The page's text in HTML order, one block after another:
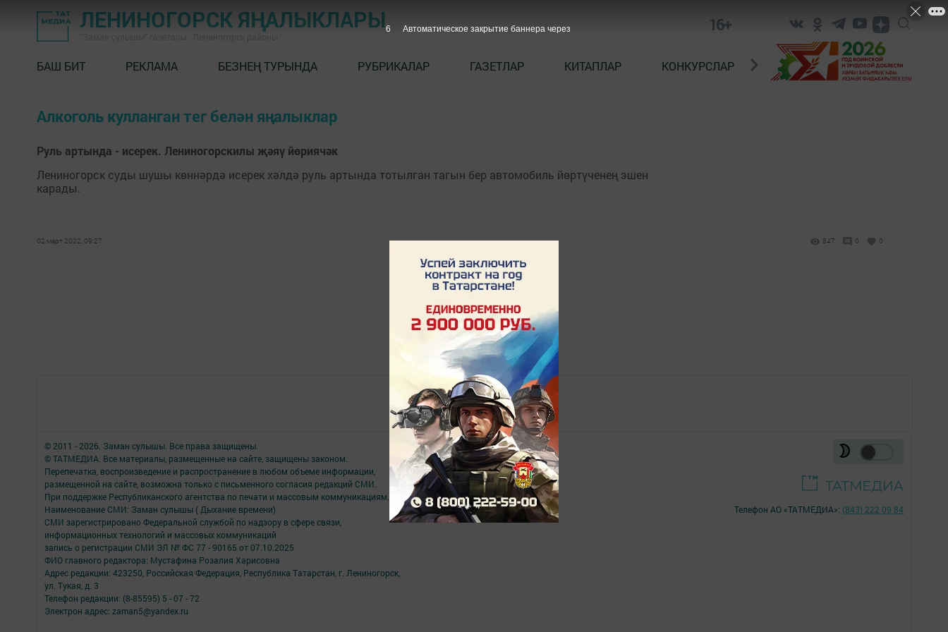
ЛЕНИНОГОРСК ЯҢАЛЫКЛАРЫ 16+
БАШ БИТ РЕКЛАМА БЕЗНЕҢ ТУРЫНДА РУБРИКАЛАР ГАЗЕТЛАР КИТАПЛАР КОНКУРСЛАР ТЕЛЕВИДЕНИЕ
Алкоголь кулланган тег белән яңалыклар
Руль артында - исерек. Лениногорскилы җәяү йөриячәк
Лениногорск суды шушы көннәрдә исерек хәлдә руль артында тотылган тагын бер автомобиль йөртүченең эшен
карады.
02 март 2022, 09:27 847 0 0
Главная Төрле темалар
© 2011 - 2026. Заман сулышы. Все права защищены.
© ТАТМЕДИА. Все материалы, размещенные на сайте, защищены законом.
Перепечатка, воспроизведение и распространение в любом объеме информации,
размещенной на сайте, возможна только с письменного согласия редакций СМИ.
При поддержке Республиканского агентства по печати и массовым коммуникациям.
Наименование СМИ: Заман сулышы ( Дыхание времени)
СМИ зарегистрировано Федеральной службой по надзору в сфере связи,
информационных технологий и массовых коммуникаций
запись о регистрации СМИ ЭЛ № ФС 77 - 90165 от 07.10.2025
ФИО главного редактора: Мустафина Розалия Харисовна
Адрес редакции: 423250, Российская Федерация, Республика Татарстан, г. Лениногорск,
ул. Тукая, д. 3
Телефон редакции: (8-85595) 5 - 07 - 72
Электрон адрес: zaman5@yandex.ru
Телефон АО «ТАТМЕДИА»: (843) 222 09 84
6 Автоматическое закрытие баннера через